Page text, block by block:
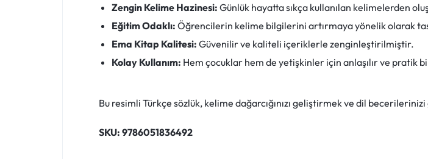
PLATFORMU.
HEMEN
KEŞFEDIN!
Zengin Kelime Hazinesi: Günlük hayatta sıkça kullanılan kelimelerden
Eğitim Odaklı: Öğrencilerin kelime bilgilerini artırmaya yönelik olarak
Ema Kitap Kalitesi: Güvenilir ve kaliteli içeriklerle zenginleştirilmiştir.
Kolay Kullanım: Hem çocuklar hem de yetişkinler için anlaşılır ve pratik
Bu resimli Türkçe sözlük, kelime dağarcığınızı geliştirmek ve dil
SKU: 9786051836492